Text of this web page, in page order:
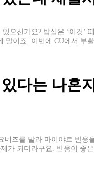
으신가요? 밥심은 ‘이것’
말이죠. 이번에 CU에서 부
다는 나혼
네즈를 발라 마이야르 반응
가 되더라구요. 반응이 좋